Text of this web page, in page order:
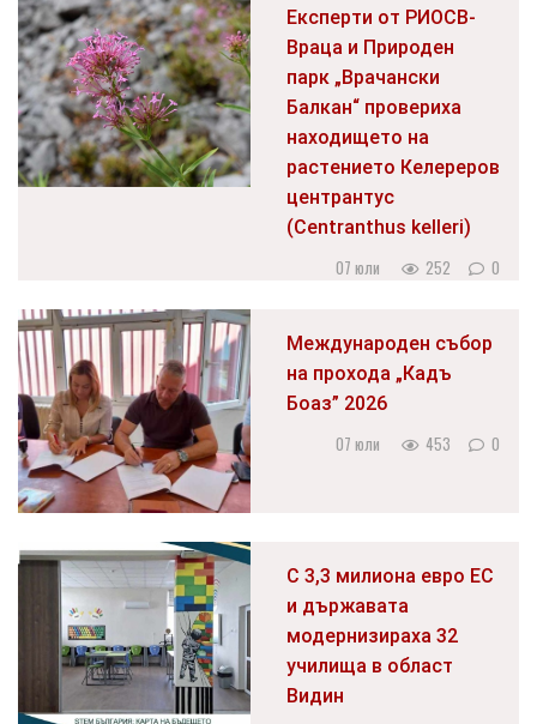
Експерти от РИОСВ-
Враца и Природен
парк „Врачански
Балкан“ провериха
находището на
растението Келереров
центрантус
(Centranthus kelleri)
07 юли 252 0
Международен събор
на прохода „Кадъ
Боаз” 2026
07 юли 453 0
С 3,3 милиона евро ЕС
и държавата
модернизираха 32
училища в област
Видин